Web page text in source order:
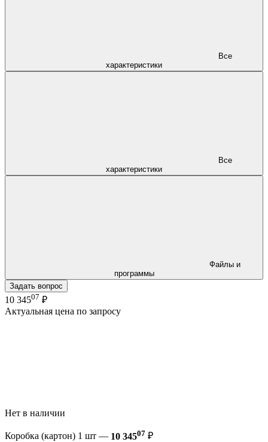
характеристики
характеристики
программы
Задать вопрос
10 34507 ₽
Актуальная цена по запросу
Нет в наличии
Коробка (картон) 1 шт — 10 34507 ₽